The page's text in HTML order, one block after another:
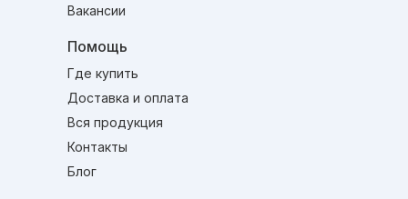
Помощь
Вакансии
Где купить
Доставка и оплата
Вся продукция
Контакты
Блог